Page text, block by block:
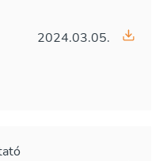
2024.03.05.